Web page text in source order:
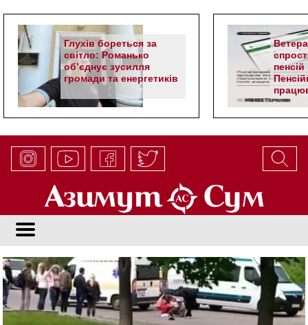
Глухів бореться за
світло: Романько
об’єднує зусилля
громади та енергетиків